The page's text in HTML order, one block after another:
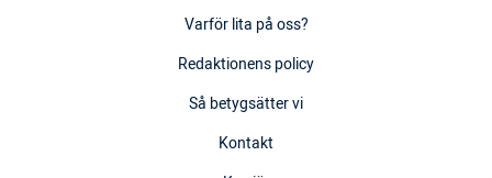
Varför lita på oss?
Redaktionens policy
Så betygsätter vi
Kontakt